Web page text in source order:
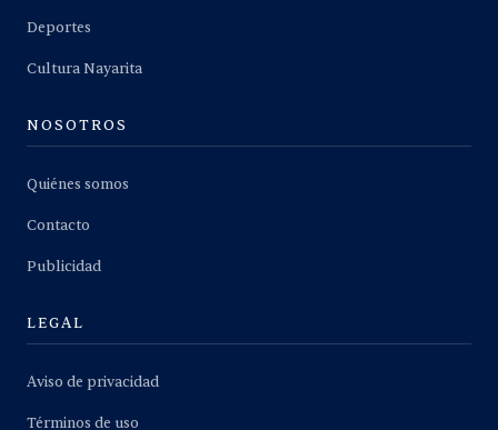
Deportes
Cultura Nayarita
NOSOTROS
Quiénes somos
Contacto
Publicidad
LEGAL
Aviso de privacidad
Términos de uso